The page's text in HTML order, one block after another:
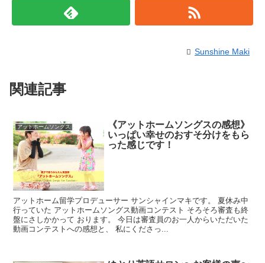
Sunshine Maki
関連記事
アットホームソングス
《アットホームソングスの感想》
いっぱい幸せのおすそ分けをもら
った感じです！
アットホーム留学プロデューサー サンシャインマキです。 夏休み中
行っていた アットホームソングス動画コンテスト そろそろ審査も終
盤にさしかかって おります。 今日は審査員のお一人からいただいた
動画コンテストへの感想と、 私にくださっ...